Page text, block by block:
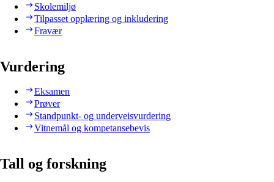
Skolemiljø
Tilpasset opplæring og inkludering
Fravær
Vurdering
Eksamen
Prøver
Standpunkt- og underveisvurdering
Vitnemål og kompetansebevis
Tall og forskning